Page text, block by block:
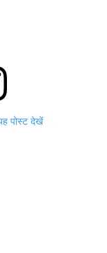
पोस्ट देखें